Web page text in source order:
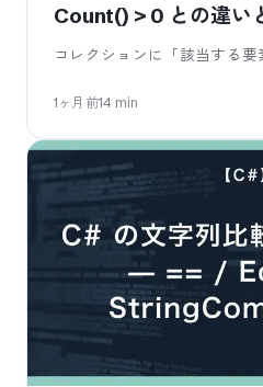
Count() > 0 との違い
Contains() の使い分
コレクションに「該当する要
1ヶ月前14 min